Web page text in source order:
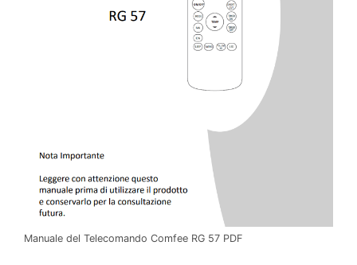
Manuale del Telecomando Comfee RG 57 PDF